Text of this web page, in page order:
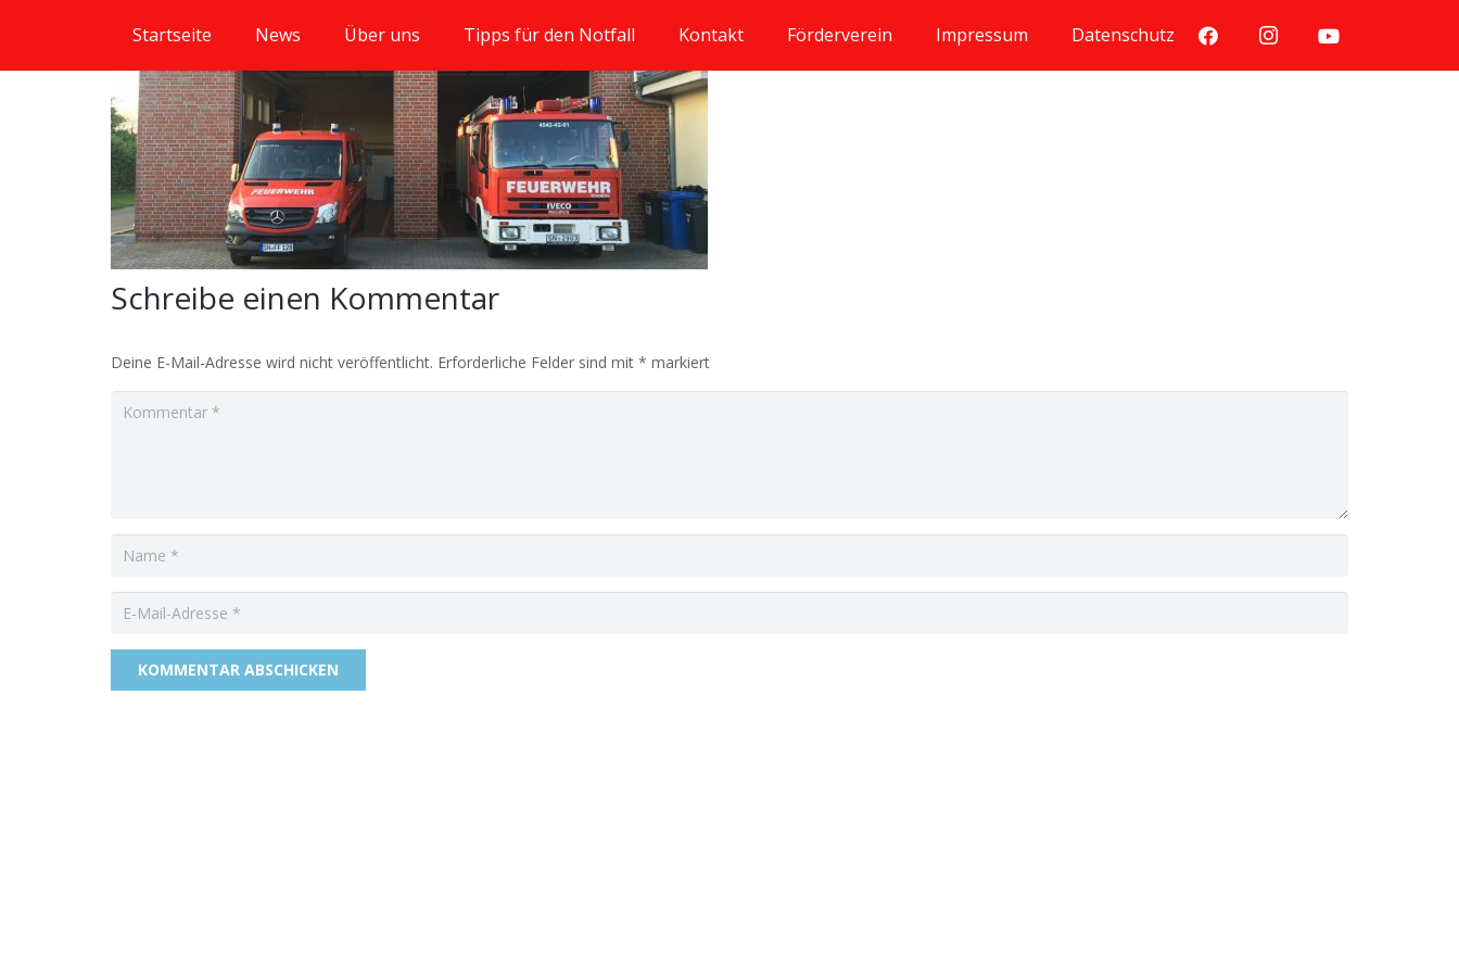
Startseite News Über uns Tipps für den Notfall Kontakt Förderverein Impressum Datenschutz
Schreibe einen Kommentar
Deine E-Mail-Adresse wird nicht veröffentlicht. Erforderliche Felder sind mit * markiert
KOMMENTAR ABSCHICKEN